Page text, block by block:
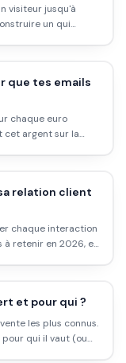
visiteur jusqu'à
un qui
que tes emails
chaque euro
cet argent sur la
relation client
chaque interaction
à retenir en 2026, et
et pour qui ?
les plus connus.
pour qui il vaut (ou